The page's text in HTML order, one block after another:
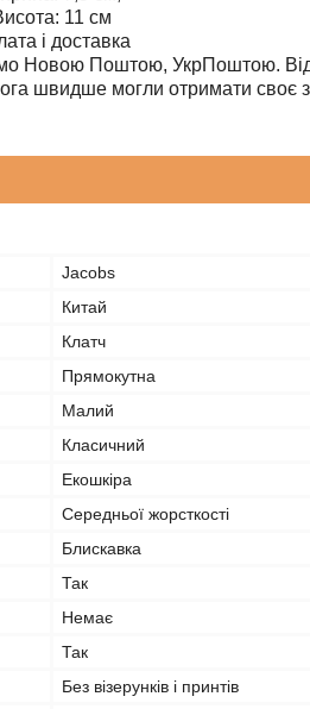
11 см
і доставка
Новою Поштою, УкрПоштою.
швидше могли отримати своє
Jacobs
Китай
Клатч
Прямокутна
Малий
Класичний
Екошкіра
Середньої жорсткості
Блискавка
Так
Немає
Так
Без візерунків і принтів